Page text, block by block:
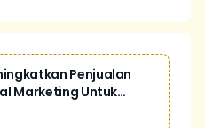
Penjualan
Marketing Untuk
Kompetitif